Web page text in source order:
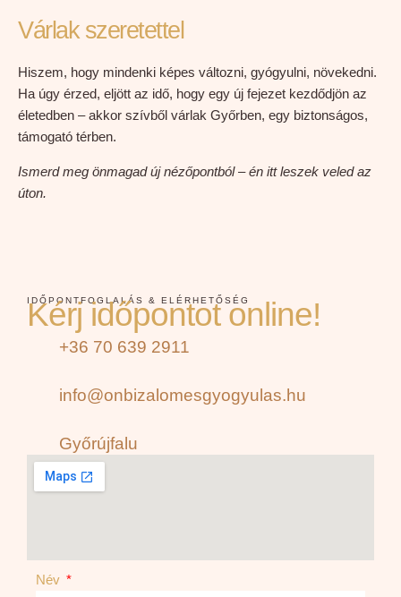
Várlak szeretettel
Hiszem, hogy mindenki képes változni, gyógyulni, növekedni.
Ha úgy érzed, eljött az idő, hogy egy új fejezet kezdődjön az
életedben – akkor szívből várlak Győrben, egy biztonságos,
támogató térben.
Ismerd meg önmagad új nézőpontból – én itt leszek veled az
úton.
IDŐPONTFOGLALÁS & ELÉRHETŐSÉG
Kérj időpontot online!
+36 70 639 2911
info@onbizalomesgyogyulas.hu
Győrújfalu
Név